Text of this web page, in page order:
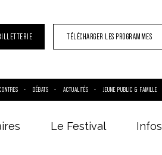
TÉLÉCHARGER LES PROGRAMMES
DÉBATS ACTUALITÉS JEUNE PUBLIC & FAMILLE
Le Festival Infos